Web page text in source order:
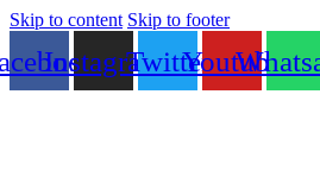
Skip to content Skip to footer
InstagramTwitterYoutube